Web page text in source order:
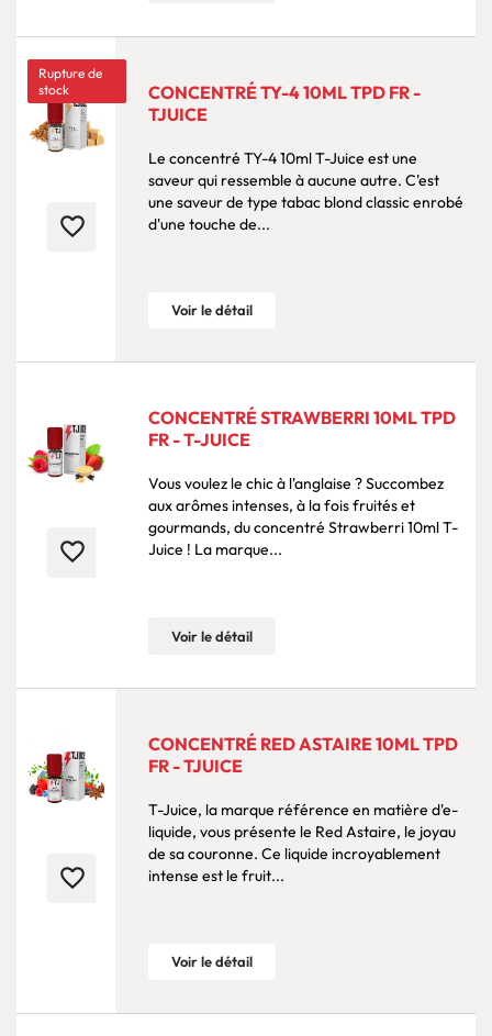
Rupture de
stock
favorite_border
CONCENTRÉ TY-4 10ML TPD FR -
TJUICE
Le concentré TY-4 10ml T-Juice est une
saveur qui ressemble à aucune autre. C'est
une saveur de type tabac blond classic enrobé
d'une touche de...
Voir le détail
favorite_border
CONCENTRÉ STRAWBERRI 10ML TPD
FR - T-JUICE
Vous voulez le chic à l'anglaise ? Succombez
aux arômes intenses, à la fois fruités et
gourmands, du concentré Strawberri 10ml T-
Juice ! La marque...
Voir le détail
favorite_border
CONCENTRÉ RED ASTAIRE 10ML TPD
FR - TJUICE
T-Juice, la marque référence en matière d'e-
liquide, vous présente le Red Astaire, le joyau
de sa couronne. Ce liquide incroyablement
intense est le fruit...
Voir le détail